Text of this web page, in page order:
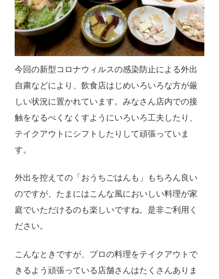
今回の新型コロナウィルスの感染防止による外出
自粛などにより、飲食店はじめいろいろな方が厳
しい状況に置かれています。みなさん店内での接
触をなるべくなくすようにいろいろ工夫したり、
テイクアウトにシフトしたりして頑張っていま
す。
外出を控えての「おうちごはんも」もちろん良い
のですが、たまにはこんな風においしい料理が家
庭でいただけるのも楽しいですね。是非ご利用く
ださい。
こんなときですが、プロの料理をテイクアウトで
きるよう頑張っている店舗さんはたくさんありま